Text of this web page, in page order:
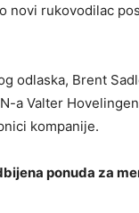
novi rukovodilac
odlaska, Brent
a Valter
kompanije.
ponuda za